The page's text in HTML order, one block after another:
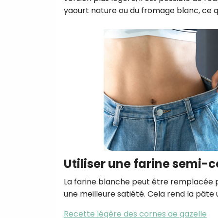
yaourt nature ou du fromage blanc, ce
Utiliser une farine semi-
La farine blanche peut être remplacée
une meilleure satiété. Cela rend la pâte
Recette légère des cornes de gazelle